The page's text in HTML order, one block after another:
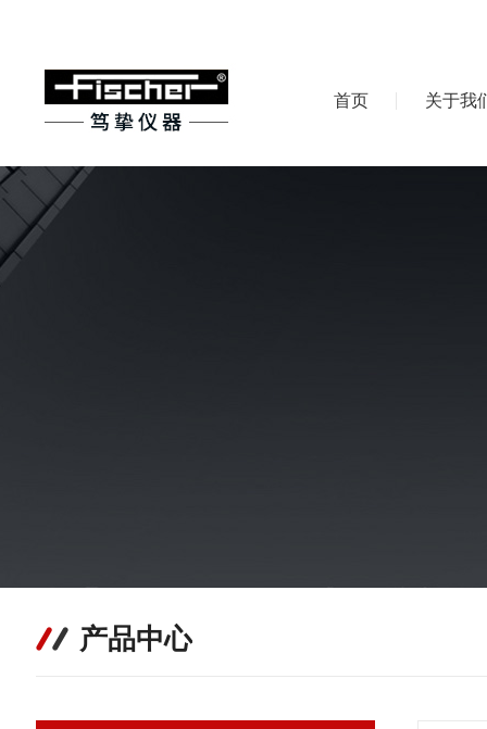
首页 关于我
产品中心